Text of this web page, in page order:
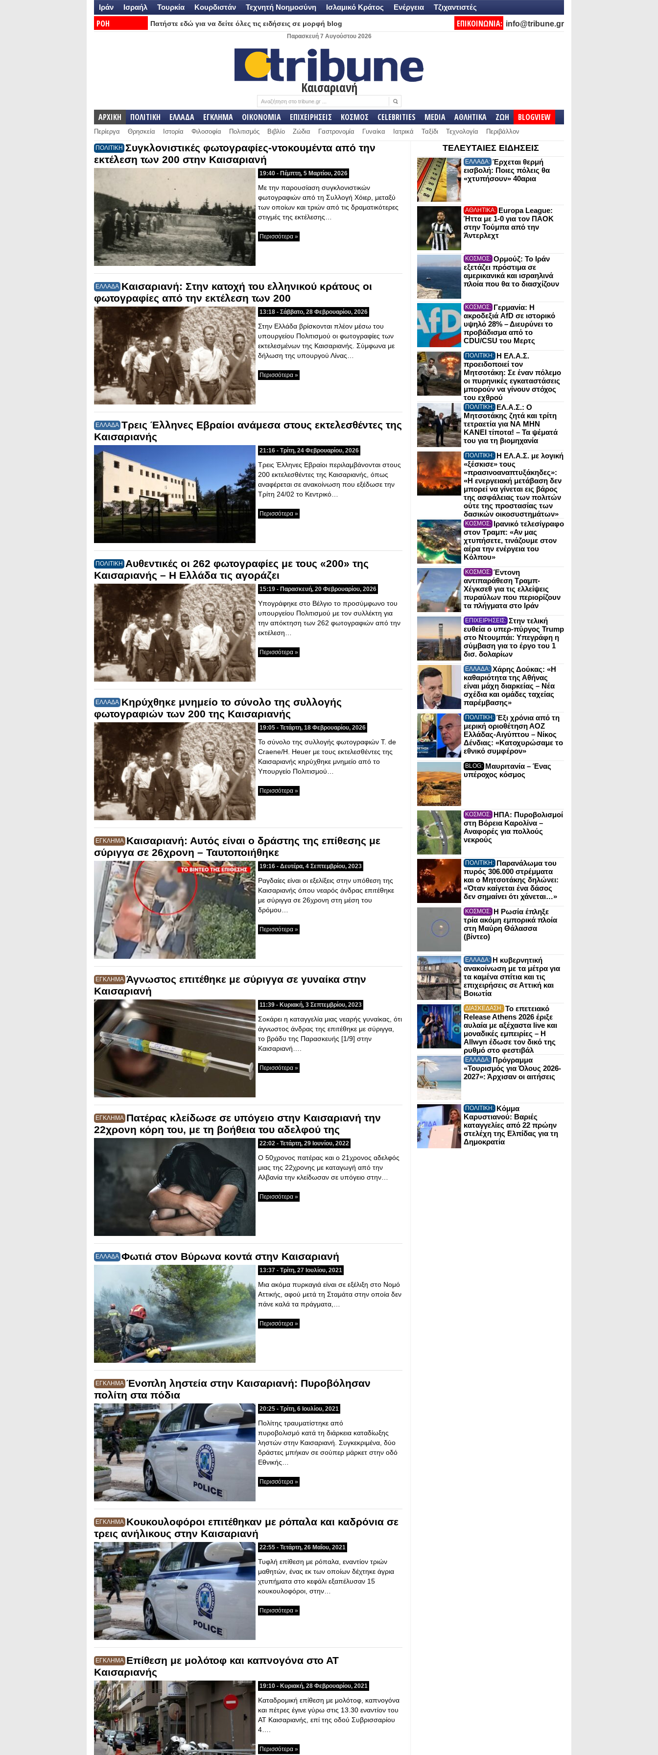
Ιράν Ισραήλ Τουρκία Κουρδιστάν Τεχνητή Νοημοσύνη Ισλαμικό Κράτος Ενέργεια Τζιχαντιστές
ΡΟΗ
Πατήστε εδώ για να δείτε όλες τις ειδήσεις σε μορφή blog ΕΠΙΚΟΙΝΩΝΙΑ: info@tribune.gr
Παρασκευή 7 Αυγούστου 2026
Καισαριανή
ΑΡΧΙΚΗ ΠΟΛΙΤΙΚΗ ΕΛΛΑΔΑ ΕΓΚΛΗΜΑ ΟΙΚΟΝΟΜΙΑ ΕΠΙΧΕΙΡΗΣΕΙΣ ΚΟΣΜΟΣ CELEBRITIES MEDIA ΑΘΛΗΤΙΚΑ ΖΩΗ BLOGVIEW
Περίεργα Θρησκεία Ιστορία Φιλοσοφία Πολιτισμός Βιβλίο Ζώδια Γαστρονομία Γυναίκα Ιατρικά Ταξίδι Τεχνολογία Περιβάλλον
ΠΟΛΙΤΙΚΗ Συγκλονιστικές φωτογραφίες-ντοκουμέντα από την
εκτέλεση των 200 στην Καισαριανή
19:40 - Πέμπτη, 5 Μαρτίου, 2026
Με την παρουσίαση συγκλονιστικών
φωτογραφιών από τη Συλλογή Χόιερ, μεταξύ
των οποίων και τριών από τις δραματικότερες
στιγμές της εκτέλεσης…
Περισσότερα »
ΕΛΛΑΔΑ Καισαριανή: Στην κατοχή του ελληνικού κράτους οι
φωτογραφίες από την εκτέλεση των 200
13:18 - Σάββατο, 28 Φεβρουαρίου, 2026
Στην Ελλάδα βρίσκονται πλέον μέσω του
υπουργείου Πολιτισμού οι φωτογραφίες των
εκτελεσμένων της Καισαριανής. Σύμφωνα με
δήλωση της υπουργού Λίνας…
Περισσότερα »
ΕΛΛΑΔΑ Τρεις Έλληνες Εβραίοι ανάμεσα στους εκτελεσθέντες της
Καισαριανής
21:16 - Τρίτη, 24 Φεβρουαρίου, 2026
Τρεις Έλληνες Εβραίοι περιλαμβάνονται στους
200 εκτελεσθέντες της Καισαριανής, όπως
αναφέρεται σε ανακοίνωση που εξέδωσε την
Τρίτη 24/02 το Κεντρικό…
Περισσότερα »
ΠΟΛΙΤΙΚΗ Αυθεντικές οι 262 φωτογραφίες με τους «200» της
Καισαριανής – Η Ελλάδα τις αγοράζει
15:19 - Παρασκευή, 20 Φεβρουαρίου, 2026
Υπογράφηκε στο Βέλγιο το προσύμφωνο του
υπουργείου Πολιτισμού με τον συλλέκτη για
την απόκτηση των 262 φωτογραφιών από την
εκτέλεση…
Περισσότερα »
ΕΛΛΑΔΑ Κηρύχθηκε μνημείο το σύνολο της συλλογής
φωτογραφιών των 200 της Καισαριανής
19:05 - Τετάρτη, 18 Φεβρουαρίου, 2026
Το σύνολο της συλλογής φωτογραφιών Τ. de
Craene/H. Heuer με τους εκτελεσθέντες της
Καισαριανής κηρύχθηκε μνημείο από το
Υπουργείο Πολιτισμού…
Περισσότερα »
ΕΓΚΛΗΜΑ Καισαριανή: Αυτός είναι ο δράστης της επίθεσης με
σύριγγα σε 26χρονη – Ταυτοποιήθηκε
19:16 - Δευτέρα, 4 Σεπτεμβρίου, 2023
Ραγδαίες είναι οι εξελίξεις στην υπόθεση της
Καισαριανής όπου νεαρός άνδρας επιτέθηκε
με σύριγγα σε 26χρονη στη μέση του
δρόμου…
Περισσότερα »
ΕΓΚΛΗΜΑ Άγνωστος επιτέθηκε με σύριγγα σε γυναίκα στην
Καισαριανή
11:39 - Κυριακή, 3 Σεπτεμβρίου, 2023
Σοκάρει η καταγγελία μιας νεαρής γυναίκας, ότι
άγνωστος άνδρας της επιτέθηκε με σύριγγα,
το βράδυ της Παρασκευής [1/9] στην
Καισαριανή….
Περισσότερα »
ΕΓΚΛΗΜΑ Πατέρας κλείδωσε σε υπόγειο στην Καισαριανή την
22χρονη κόρη του, με τη βοήθεια του αδελφού της
22:02 - Τετάρτη, 29 Ιουνίου, 2022
Ο 50χρονος πατέρας και ο 21χρονος αδελφός
μιας της 22χρονης με καταγωγή από την
Αλβανία την κλείδωσαν σε υπόγειο στην…
Περισσότερα »
ΕΛΛΑΔΑ Φωτιά στον Βύρωνα κοντά στην Καισαριανή
13:37 - Τρίτη, 27 Ιουλίου, 2021
Μια ακόμα πυρκαγιά είναι σε εξέλιξη στο Νομό
Αττικής, αφού μετά τη Σταμάτα στην οποία δεν
πάνε καλά τα πράγματα,…
Περισσότερα »
ΕΓΚΛΗΜΑ Ένοπλη ληστεία στην Καισαριανή: Πυροβόλησαν
πολίτη στα πόδια
20:25 - Τρίτη, 6 Ιουλίου, 2021
Πολίτης τραυματίστηκε από
πυροβολισμό κατά τη διάρκεια καταδίωξης
ληστών στην Καισαριανή. Συγκεκριμένα, δύο
δράστες μπήκαν σε σούπερ μάρκετ στην οδό
Εθνικής…
Περισσότερα »
ΕΓΚΛΗΜΑ Κουκουλοφόροι επιτέθηκαν με ρόπαλα και καδρόνια σε
τρεις ανήλικους στην Καισαριανή
22:55 - Τετάρτη, 26 Μαΐου, 2021
Τυφλή επίθεση με ρόπαλα, εναντίον τριών
μαθητών, ένας εκ των οποίων δέχτηκε άγρια
χτυπήματα στο κεφάλι εξαπέλυσαν 15
κουκουλοφόροι, στην…
Περισσότερα »
ΕΓΚΛΗΜΑ Επίθεση με μολότοφ και καπνογόνα στο ΑΤ
Καισαριανής
19:10 - Κυριακή, 28 Φεβρουαρίου, 2021
Καταδρομική επίθεση με μολότοφ, καπνογόνα
και πέτρες έγινε γύρω στις 13.30 εναντίον του
ΑΤ Καισαριανής, επί της οδού Συβρισσαρίου
4….
Περισσότερα »
ΤΕΛΕΥΤΑΙΕΣ ΕΙΔΗΣΕΙΣ
ΕΛΛΑΔΑ: Έρχεται θερμή
εισβολή: Ποιες πόλεις θα
«χτυπήσουν» 40αρια
ΑΘΛΗΤΙΚΑ: Europa League:
Ήττα με 1-0 για τον ΠΑΟΚ
στην Τούμπα από την
Άντερλεχτ
ΚΟΣΜΟΣ: Ορμούζ: Το Ιράν
εξετάζει πρόστιμα σε
αμερικανικά και ισραηλινά
πλοία που θα το διασχίζουν
ΚΟΣΜΟΣ: Γερμανία: Η
ακροδεξιά AfD σε ιστορικό
υψηλό 28% – Διευρύνει το
προβάδισμα από το
CDU/CSU του Μερτς
ΠΟΛΙΤΙΚΗ: Η ΕΛ.Α.Σ.
προειδοποιεί τον
Μητσοτάκη: Σε έναν πόλεμο
οι πυρηνικές εγκαταστάσεις
μπορούν να γίνουν στόχος
του εχθρού
ΠΟΛΙΤΙΚΗ: ΕΛ.Α.Σ.: Ο
Μητσοτάκης ζητά και τρίτη
τετραετία για ΝΑ ΜΗΝ
ΚΑΝΕΙ τίποτα! – Τα ψέματά
του για τη βιομηχανία
ΠΟΛΙΤΙΚΗ: Η ΕΛ.Α.Σ. με λογική
«ξέσκισε» τους
«πρασινοαναπτυξάκηδες»:
«Η ενεργειακή μετάβαση δεν
μπορεί να γίνεται εις βάρος
της ασφάλειας των πολιτών
ούτε της προστασίας των
δασικών οικοσυστημάτων»
ΚΟΣΜΟΣ: Ιρανικό τελεσίγραφο
στον Τραμπ: «Αν μας
χτυπήσετε, τινάζουμε στον
αέρα την ενέργεια του
Κόλπου»
ΚΟΣΜΟΣ: Έντονη
αντιπαράθεση Τραμπ-
Χέγκσεθ για τις ελλείψεις
πυραύλων που περιορίζουν
τα πλήγματα στο Ιράν
ΕΠΙΧΕΙΡΗΣΕΙΣ: Στην τελική
ευθεία ο υπερ-πύργος Trump
στο Ντουμπάι: Υπεγράφη η
σύμβαση για το έργο του 1
δισ. δολαρίων
ΕΛΛΑΔΑ: Χάρης Δούκας: «Η
καθαριότητα της Αθήνας
είναι μάχη διαρκείας – Νέα
σχέδια και ομάδες ταχείας
παρέμβασης»
ΠΟΛΙΤΙΚΗ: Έξι χρόνια από τη
μερική οριοθέτηση ΑΟΖ
Ελλάδας-Αιγύπτου – Νίκος
Δένδιας: «Κατοχυρώσαμε το
εθνικό συμφέρον»
BLOG: Μαυριτανία – Ένας
υπέροχος κόσμος
ΚΟΣΜΟΣ: ΗΠΑ: Πυροβολισμοί
στη Βόρεια Καρολίνα –
Αναφορές για πολλούς
νεκρούς
ΠΟΛΙΤΙΚΗ: Παρανάλωμα του
πυρός 306.000 στρέμματα
και ο Μητσοτάκης δηλώνει:
«Όταν καίγεται ένα δάσος
δεν σημαίνει ότι χάνεται…»
ΚΟΣΜΟΣ: Η Ρωσία έπληξε
τρία ακόμη εμπορικά πλοία
στη Μαύρη Θάλασσα
(βίντεο)
ΕΛΛΑΔΑ: Η κυβερνητική
ανακοίνωση με τα μέτρα για
τα καμένα σπίτια και τις
επιχειρήσεις σε Αττική και
Βοιωτία
ΔΙΑΣΚΕΔΑΣΗ: Το επετειακό
Release Athens 2026 έριξε
αυλαία με αξέχαστα live και
μοναδικές εμπειρίες – Η
Allwyn έδωσε τον δικό της
ρυθμό στο φεστιβάλ
ΕΛΛΑΔΑ: Πρόγραμμα
«Τουρισμός για Όλους 2026-
2027»: Άρχισαν οι αιτήσεις
ΠΟΛΙΤΙΚΗ: Κόμμα
Καρυστιανού: Βαριές
καταγγελίες από 22 πρώην
στελέχη της Ελπίδας για τη
Δημοκρατία